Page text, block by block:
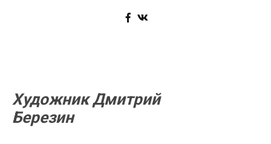
Художник Дмитрий
Березин